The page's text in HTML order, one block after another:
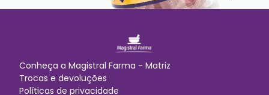
Conheça a Magistral Farma - Matriz
Trocas e devoluções
Políticas de privacidade